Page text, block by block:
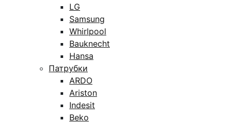
LG
Samsung
Whirlpool
Bauknecht
Hansa
Патрубки
ARDO
Ariston
Indesit
Beko